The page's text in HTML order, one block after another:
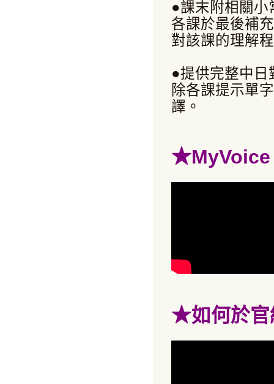
●課末附相關小
各課於最後補
對該課的理解
●提供完整中日
除各課提示單
譯。
★
★如何於